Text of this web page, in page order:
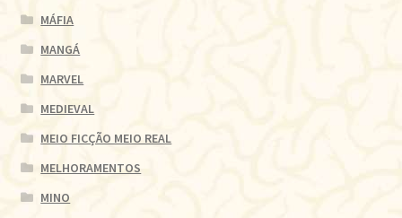
MÁFIA
MANGÁ
MARVEL
MEDIEVAL
MEIO FICÇÃO MEIO REAL
MELHORAMENTOS
MINO